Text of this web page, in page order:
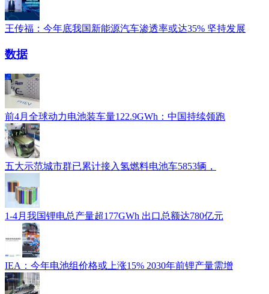
王传福：今年底我国新能源汽车渗透率或达35% 坚持发展
数据
前4月全球动力电池装车量122.9GWh：中国持续领跑
五大示范城市群已累计接入氢燃料电池车5853辆，
1-4月我国锂电总产量超177GWh 出口总额达780亿元
IEA：今年电池组价格或上涨15% 2030年前锂产量需增